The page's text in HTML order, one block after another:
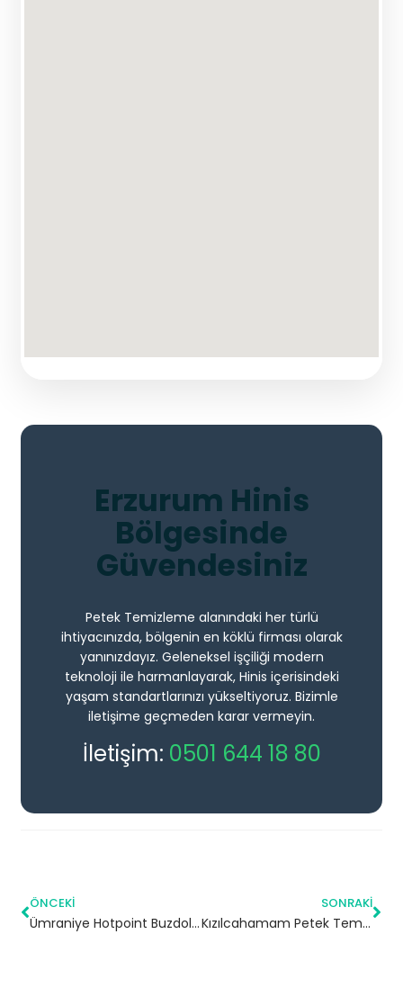
Erzurum Hinis
Bölgesinde
Güvendesiniz
Petek Temizleme alanındaki her türlü
ihtiyacınızda, bölgenin en köklü firması olarak
yanınızdayız. Geleneksel işçiliği modern
teknoloji ile harmanlayarak, Hinis içerisindeki
yaşam standartlarınızı yükseltiyoruz. Bizimle
iletişime geçmeden karar vermeyin.
İletişim: 0501 644 18 80
ÖNCEKI
Ümraniye Hotpoint Buzdolabı Servisi
SONRAKI
Kızılcahamam Petek Temizleme | Ankara